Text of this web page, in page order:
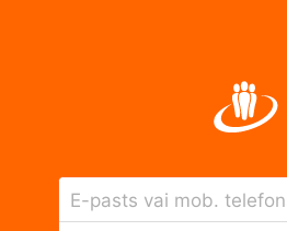
E-pasts vai mob.